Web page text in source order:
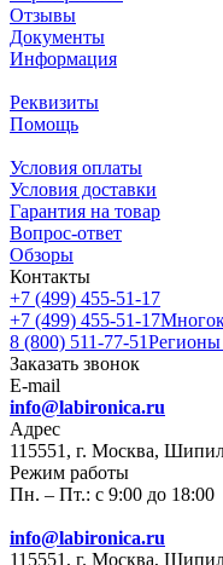
Отзывы
Документы
Информация
Реквизиты
Помощь
Условия оплаты
Условия доставки
Гарантия на товар
Вопрос-ответ
Обзоры
Контакты
+7 (499) 455-51-17
+7 (499) 455-51-17
8 (800) 511-77-51
Заказать звонок
E-mail
info@labironica.ru
Адрес
115551, г. Москва,
Режим работы
Пн. – Пт.: с 9:00 до 18:00
info@labironica.ru
115551, г. Москва,